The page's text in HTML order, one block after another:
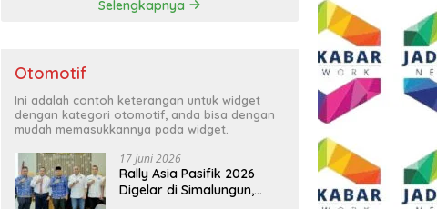
Selengkapnya
Otomotif
Ini adalah contoh keterangan untuk widget
dengan kategori otomotif, anda bisa dengan
mudah memasukkannya pada widget.
17 Juni 2026
Rally Asia Pasifik 2026
Digelar di Simalungun,